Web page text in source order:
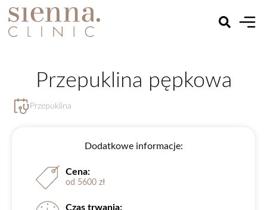
Przepuklina pępkowa
Przepuklina
Dodatkowe informacje:
Cena:
od 5600 zł
Czas trwania: